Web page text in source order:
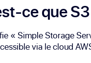
ce que
« Simple Storage
via le cloud